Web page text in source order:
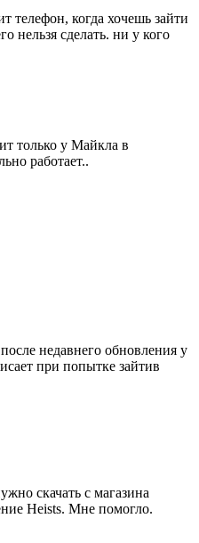
телефон, когда хочешь зайти
нельзя сделать. ни у кого
только у Майкла в
работает..
недавнего обновления у
при попытке зайтив
скачать с магазина
Heists. Мне помогло.